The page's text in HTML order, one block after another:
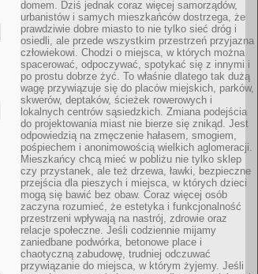
domem. Dziś jednak coraz więcej samorządów,
urbanistów i samych mieszkańców dostrzega, że
prawdziwie dobre miasto to nie tylko sieć dróg i
osiedli, ale przede wszystkim przestrzeń przyjazna
człowiekowi. Chodzi o miejsca, w których można
spacerować, odpoczywać, spotykać się z innymi i
po prostu dobrze żyć. To właśnie dlatego tak dużą
wagę przywiązuje się do placów miejskich, parków,
skwerów, deptaków, ścieżek rowerowych i
lokalnych centrów sąsiedzkich. Zmiana podejścia
do projektowania miast nie bierze się znikąd. Jest
odpowiedzią na zmęczenie hałasem, smogiem,
pośpiechem i anonimowością wielkich aglomeracji.
Mieszkańcy chcą mieć w pobliżu nie tylko sklep
czy przystanek, ale też drzewa, ławki, bezpieczne
przejścia dla pieszych i miejsca, w których dzieci
mogą się bawić bez obaw. Coraz więcej osób
zaczyna rozumieć, że estetyka i funkcjonalność
przestrzeni wpływają na nastrój, zdrowie oraz
relacje społeczne. Jeśli codziennie mijamy
zaniedbane podwórka, betonowe place i
chaotyczną zabudowę, trudniej odczuwać
przywiązanie do miejsca, w którym żyjemy. Jeśli